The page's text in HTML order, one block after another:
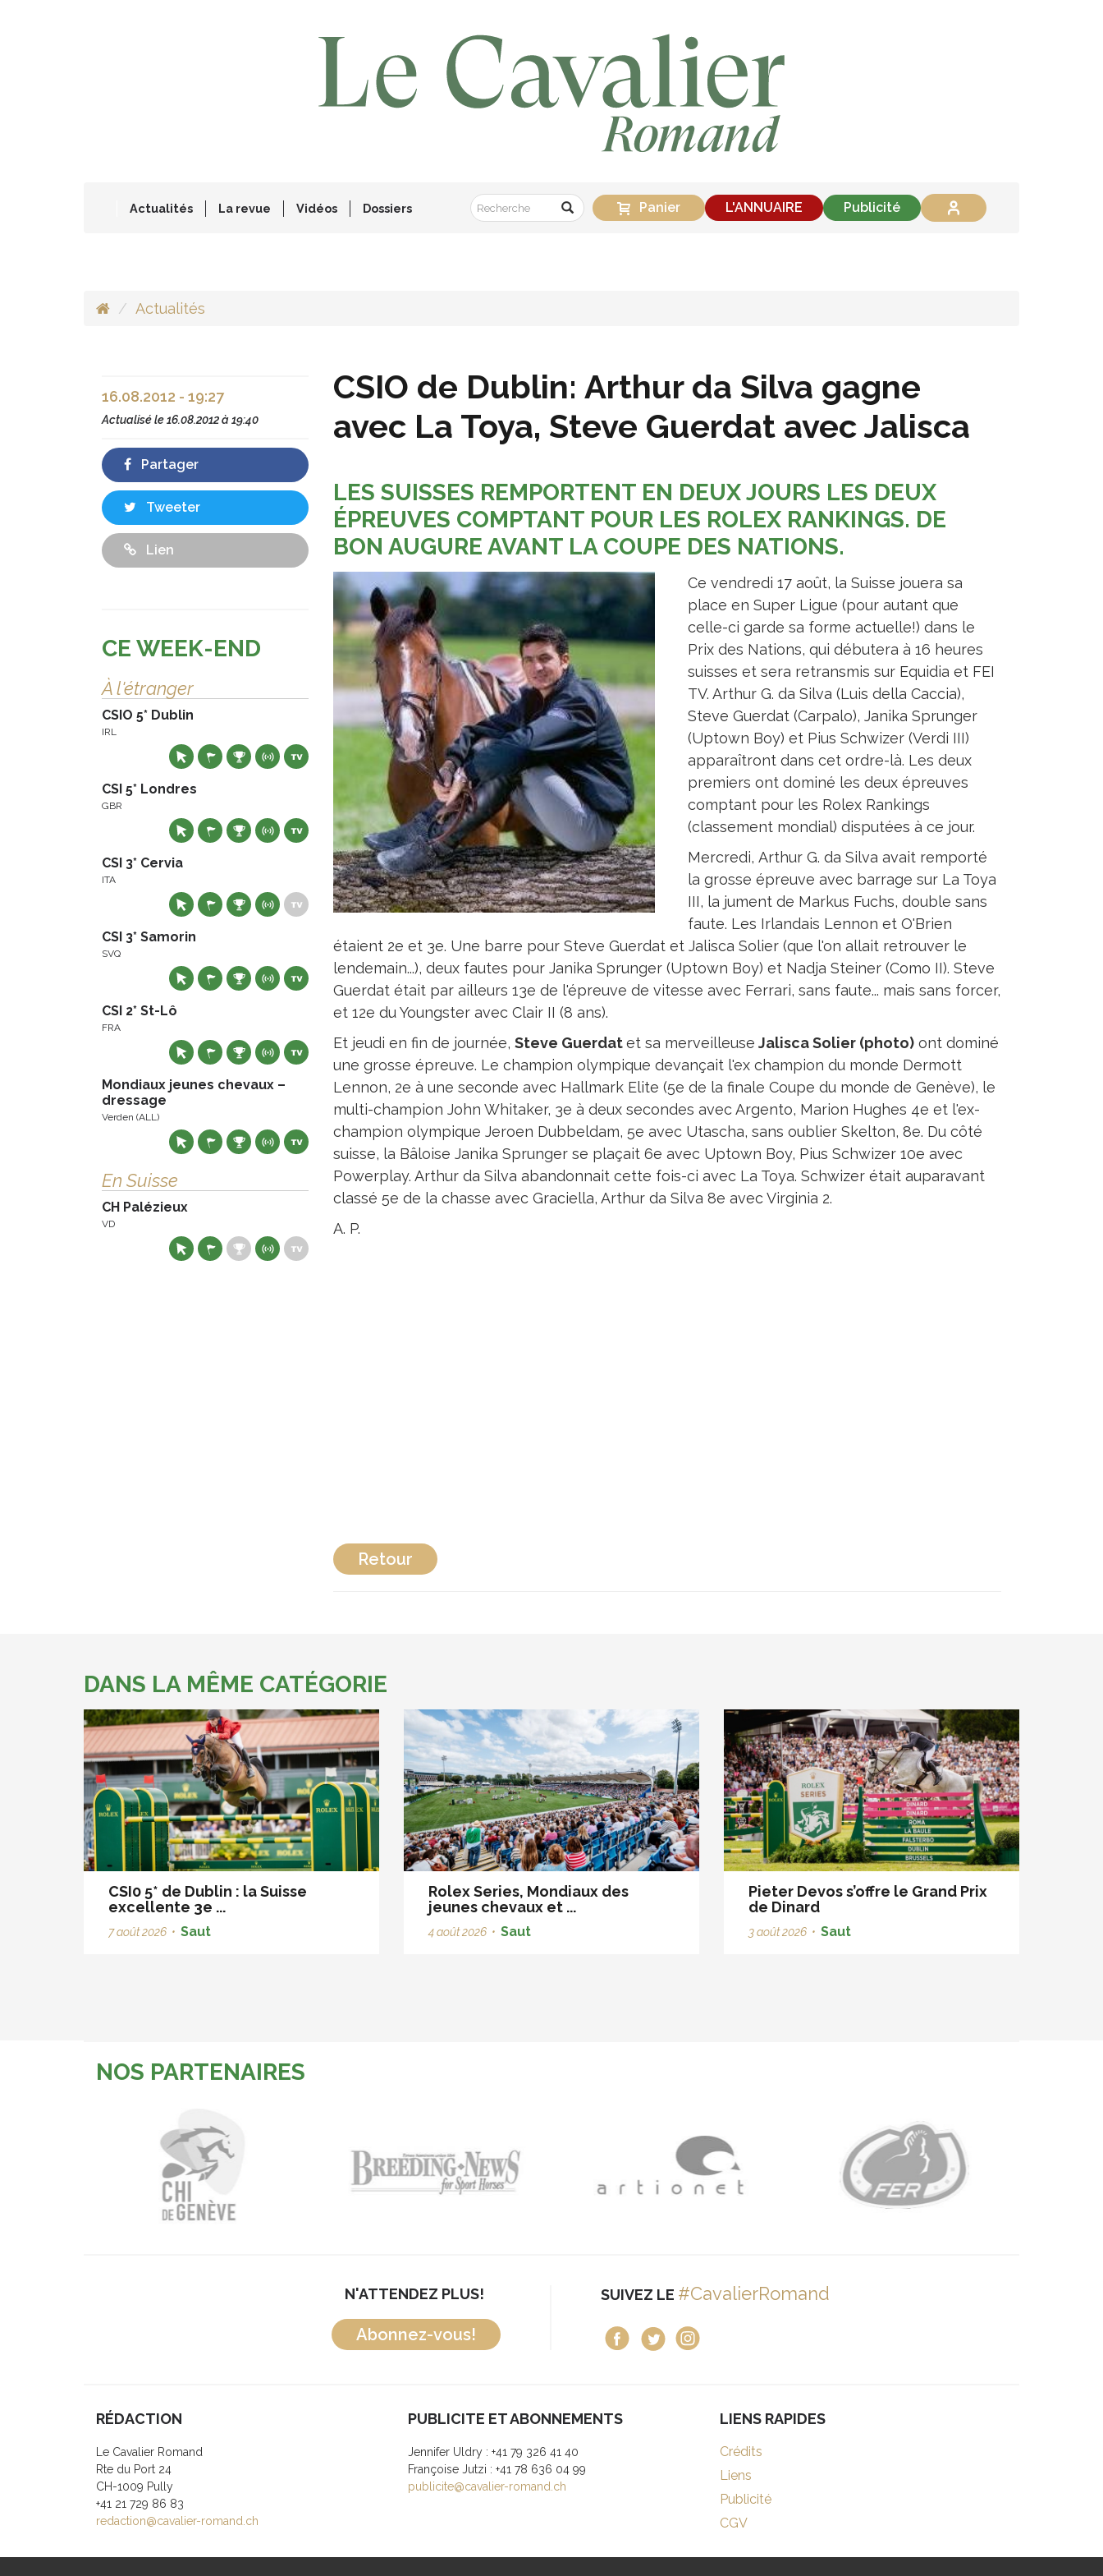
Actualités La revue Vidéos Dossiers Panier L'ANNUAIRE Publicité
Actualités
CSIO de Dublin: Arthur da Silva gagne
avec La Toya, Steve Guerdat avec Jalisca
LES SUISSES REMPORTENT EN DEUX JOURS LES DEUX
ÉPREUVES COMPTANT POUR LES ROLEX RANKINGS. DE
BON AUGURE AVANT LA COUPE DES NATIONS.
Ce vendredi 17 août, la Suisse jouera sa
place en Super Ligue (pour autant que
celle-ci garde sa forme actuelle!) dans le
Prix des Nations, qui débutera à 16 heures
suisses et sera retransmis sur Equidia et FEI
TV. Arthur G. da Silva (Luis della Caccia),
Steve Guerdat (Carpalo), Janika Sprunger
(Uptown Boy) et Pius Schwizer (Verdi III)
apparaîtront dans cet ordre-là. Les deux
premiers ont dominé les deux épreuves
comptant pour les Rolex Rankings
(classement mondial) disputées à ce jour.
Mercredi, Arthur G. da Silva avait remporté
la grosse épreuve avec barrage sur La Toya
III, la jument de Markus Fuchs, double sans
faute. Les Irlandais Lennon et O'Brien
étaient 2e et 3e. Une barre pour Steve Guerdat et Jalisca Solier (que l'on allait retrouver le
lendemain...), deux fautes pour Janika Sprunger (Uptown Boy) et Nadja Steiner (Como II). Steve
Guerdat était par ailleurs 13e de l'épreuve de vitesse avec Ferrari, sans faute... mais sans forcer,
et 12e du Youngster avec Clair II (8 ans).
Et jeudi en fin de journée, Steve Guerdatet sa merveilleuse Jalisca Solier (photo)ont dominé
une grosse épreuve. Le champion olympique devançait l'ex champion du monde Dermott
Lennon, 2e à une seconde avec Hallmark Elite (5e de la finale Coupe du monde de Genève), le
multi-champion John Whitaker, 3e à deux secondes avec Argento, Marion Hughes 4e et l'ex-
champion olympique Jeroen Dubbeldam, 5e avec Utascha, sans oublier Skelton, 8e. Du côté
suisse, la Bâloise Janika Sprunger se plaçait 6e avec Uptown Boy, Pius Schwizer 10e avec
Powerplay. Arthur da Silva abandonnait cette fois-ci avec La Toya. Schwizer était auparavant
classé 5e de la chasse avec Graciella, Arthur da Silva 8e avec Virginia 2.
A. P.
Retour
16.08.2012 - 19:27
Actualisé le16.08.2012 à 19:40
Partager
Tweeter
Lien
CE WEEK-END
À l'étranger
CSIO 5* Dublin
IRL
CSI 5* Londres
GBR
CSI 3* Cervia
ITA
CSI 3* Samorin
SVQ
CSI 2* St-Lô
FRA
Mondiaux jeunes chevaux –
dressage
Verden (ALL)
En Suisse
CH Palézieux
VD
DANS LA MÊME CATÉGORIE
CSI0 5* de Dublin : la Suisse
excellente 3e ...
7 août 2026 • Saut
Rolex Series, Mondiaux des
jeunes chevaux et ...
4 août 2026 • Saut
Pieter Devos s’offre le Grand Prix
de Dinard
3 août 2026 • Saut
NOS PARTENAIRES
N'ATTENDEZ PLUS!
Abonnez-vous!
SUIVEZ LE #CavalierRomand
RÉDACTION
Le Cavalier Romand
Rte du Port 24
CH-1009 Pully
+41 21 729 86 83
redaction@cavalier-romand.ch
PUBLICITE ET ABONNEMENTS
Jennifer Uldry : +41 79 326 41 40
Françoise Jutzi : +41 78 636 04 99
publicite@cavalier-romand.ch
LIENS RAPIDES
Crédits
Liens
Publicité
CGV